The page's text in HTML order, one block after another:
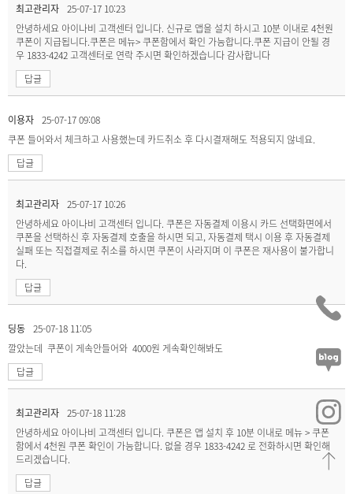
최고관리자 25-07-17 10:23
안녕하세요 아이나비 고객센터 입니다. 신규로 앱을 설치 하시고 10분 이내로 4천원
쿠폰이 지급됩니다.쿠폰은 메뉴> 쿠폰함에서 확인 가능합니다.쿠폰 지급이 안될 경
우 1833-4242 고객센터로 연락 주시면 확인하겠습니다 감사합니다
답글
이용자 25-07-17 09:08
쿠폰 들어와서 체크하고 사용했는데 카드취소 후 다시결재해도 적용되지 않네요.
답글
최고관리자 25-07-17 10:26
안녕하세요 아이나비 고객센터 입니다. 쿠폰은 자동결제 이용시 카드 선택화면에서
쿠폰을 선택하신 후 자동결제 호출을 하시면 되고, 자동결제 택시 이용 후 자동결제
실패 또는 직접결제로 취소를 하시면 쿠폰이 사라지며 이 쿠폰은 재사용이 불가합니
다.
답글
딩동 25-07-18 11:05
깔았는데 쿠폰이 게속안들어와 4000원 게속확인해봐도
답글
최고관리자 25-07-18 11:28
안녕하세요 아이나비 고객센터 입니다. 쿠폰은 앱 설치 후 10분 이내로 메뉴 > 쿠폰
함에서 4천원 쿠폰 확인이 가능합니다. 없을 경우 1833-4242 로 전화하시면 확인해
드리겠습니다.
답글